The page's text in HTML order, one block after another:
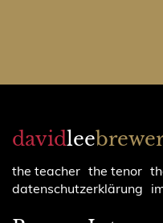
davidlee
the teacher the tenor
datenschutzerklärung